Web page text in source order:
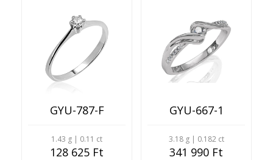
GYU-787-F
1.43 g | 0.11 ct
128 625 Ft
GYU-667-1
3.18 g | 0.182 ct
341 990 Ft